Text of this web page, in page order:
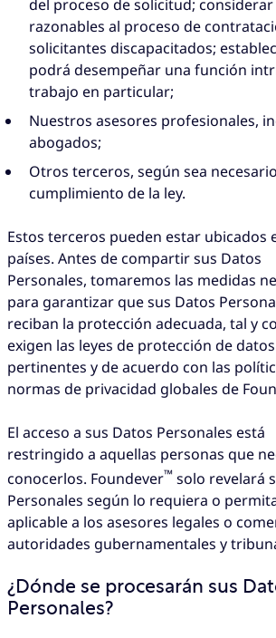
del proceso de solicitud; considerar
razonables al proceso de
solicitantes discapacitados;
podrá desempeñar una función
trabajo en particular;
Nuestros asesores profesionales,
abogados;
Otros terceros, según sea
cumplimiento de la ley.
Estos terceros pueden estar ubicados
países. Antes de compartir sus Datos
Personales, tomaremos las medidas
para garantizar que sus Datos
reciban la protección adecuada, tal y
exigen las leyes de protección de datos
pertinentes y de acuerdo con las
normas de privacidad globales de
El acceso a sus Datos Personales está
restringido a aquellas personas que
conocerlos. Foundever™ solo revelará
Personales según lo requiera o
aplicable a los asesores legales o
autoridades gubernamentales y
¿Dónde se procesarán sus
Personales?